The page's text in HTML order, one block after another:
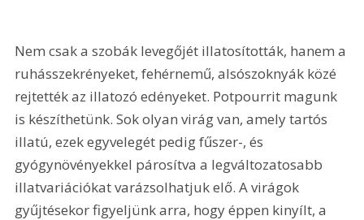
Nem csak a szobák levegőjét illatosították, hanem a
ruhásszekrényeket, fehérnemű, alsószoknyák közé
rejtették az illatozó edényeket. Potpourrit magunk
is készíthetünk. Sok olyan virág van, amely tartós
illatú, ezek egyvelegét pedig fűszer-, és
gyógynövényekkel párosítva a legváltozatosabb
illatvariációkat varázsolhatjuk elő. A virágok
gyűjtésekor figyeljünk arra, hogy éppen kinyílt, a